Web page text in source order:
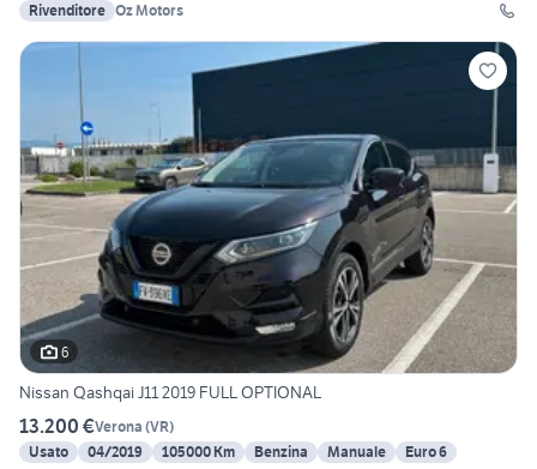
Rivenditore Oz Motors
6
Nissan Qashqai J11 2019 FULL OPTIONAL
13.200 €Verona (VR)
Usato
04/2019 105000 Km Benzina Manuale
Euro 6